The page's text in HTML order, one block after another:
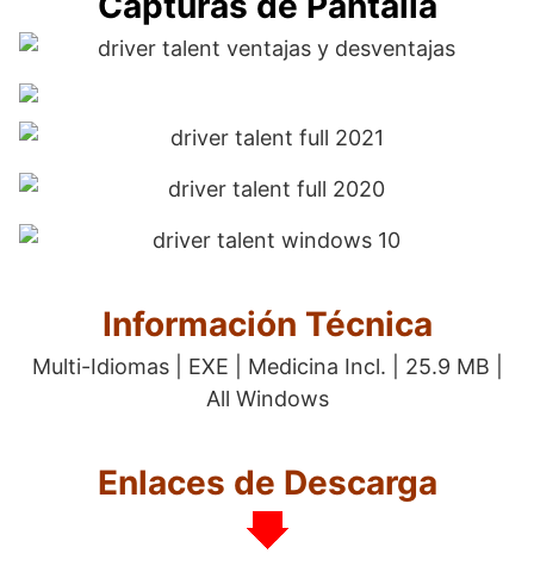
Información Técnica
Multi-Idiomas | EXE | Medicina Incl. | 25.9 MB |
All Windows
Enlaces de Descarga